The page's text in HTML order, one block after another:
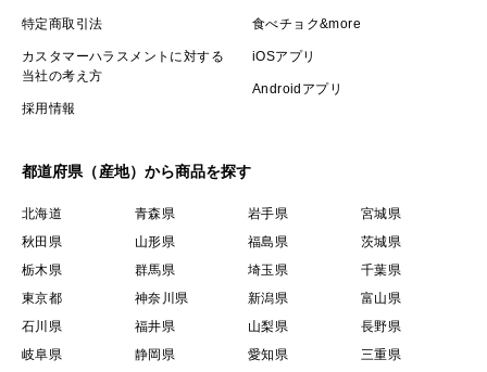
特定商取引法
カスタマーハラスメントに対する
当社の考え方
採用情報
食べチョク&more
iOSアプリ
Androidアプリ
都道府県（産地）から商品を探す
北海道 青森県 岩手県
宮城県
秋田県
山形県 福島県
茨城県
栃木県
群馬県 埼玉県
千葉県
東京都
神奈川県 新潟県
富山県
石川県
福井県 山梨県
長野県
岐阜県
静岡県 愛知県 三重県